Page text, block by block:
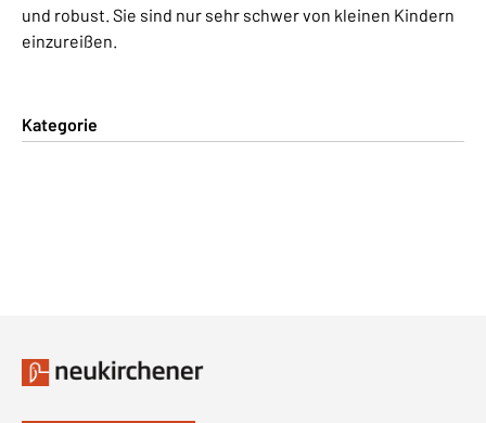
und robust. Sie sind nur sehr schwer von kleinen Kindern
einzureißen.
Kategorie